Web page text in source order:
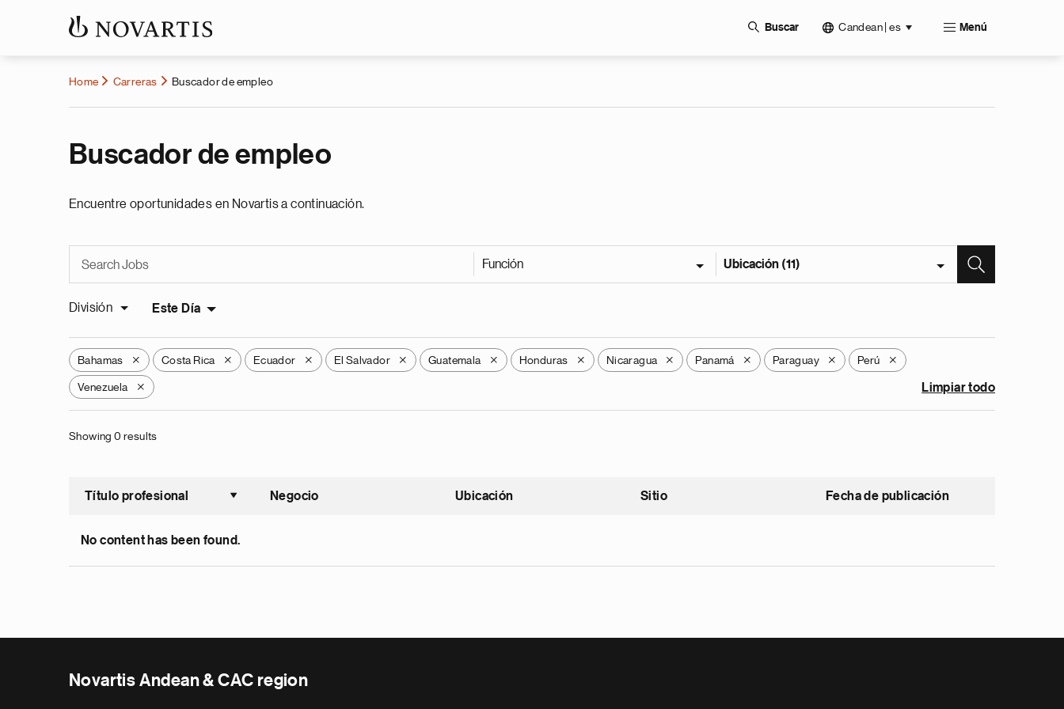
Buscar Candean | es Menú
Home Carreras Buscador de empleo
Buscador de empleo
Encuentre oportunidades en Novartis a continuación.
Función Ubicación (11)
División Este Día
Bahamas X Costa Rica X Ecuador X El Salvador X Guatemala X Honduras X Nicaragua X Panamá X Paraguay X Perú X
Venezuela X Limpiar todo
Showing 0 results
Título profesional
Ordenar ascendente
Negocio Ubicación Sitio Fecha de publicación
No content has been found.
Novartis Andean & CAC region